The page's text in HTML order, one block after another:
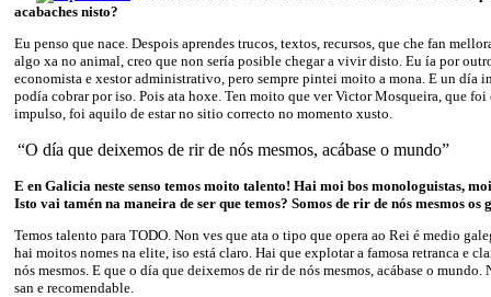
acabaches nisto?
Eu penso que nace. Despois aprendes trucos, textos, recursos, que che fan
algo xa no animal, creo que non sería posible chegar a vivir disto. Eu ía por
economista e xestor administrativo, pero sempre pintei moito a mona. E un día
podía cobrar por iso. Pois ata hoxe. Ten moito que ver Victor Mosqueira, que
impulso, foi aquilo de estar no sitio correcto no momento xusto.
“O día que deixemos de rir de nós mesmos, acábase o mundo”
E en Galicia neste senso temos moito talento! Hai moi bos monologuistas,
Isto vai tamén na maneira de ser que temos? Somos de rir de nós mesmos os
Temos talento para TODO. Non ves que ata o tipo que opera ao Rei é medio
hai moitos nomes na elite, iso está claro. Hai que explotar a famosa retranca e
nós mesmos. E que o día que deixemos de rir de nós mesmos, acábase o
san e recomendable.